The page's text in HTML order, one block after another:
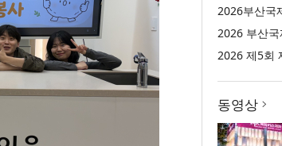
2026부산국
2026 부산
2026 제5회
동영상